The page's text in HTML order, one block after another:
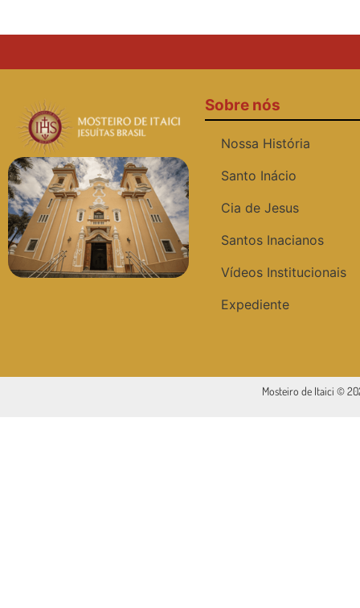
Sobre nós
Nossa História
Santo Inácio
Cia de Jesus
Santos Inacianos
Vídeos Institucionais
Expediente
Mosteiro de Itaici ©